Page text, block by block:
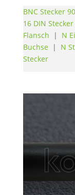
BNC Stecker
16 DIN Stecker
Flansch | N
Buchse | N
Stecker